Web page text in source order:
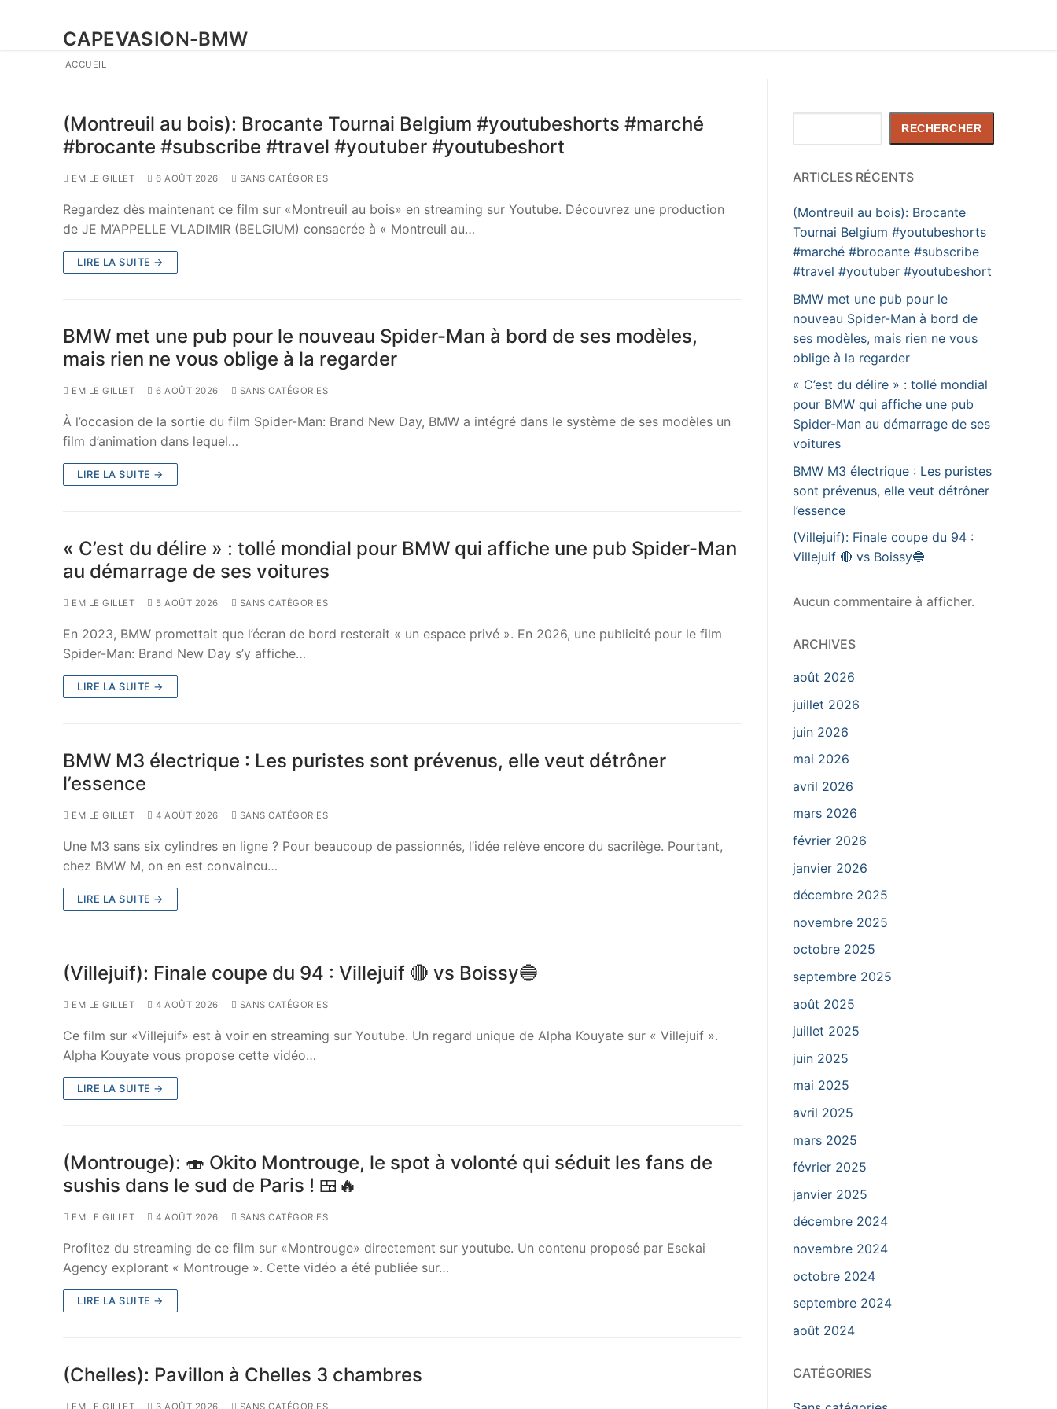
CAPEVASION-BMW
ACCUEIL
(Montreuil au bois): Brocante Tournai Belgium #youtubeshorts #marché
#brocante #subscribe #travel #youtuber #youtubeshort
EMILE GILLET 6 AOÛT 2026 SANS CATÉGORIES
Regardez dès maintenant ce film sur «Montreuil au bois» en streaming sur Youtube. Découvrez une production
de JE M’APPELLE VLADIMIR (BELGIUM) consacrée à « Montreuil au…
LIRE LA SUITE →
BMW met une pub pour le nouveau Spider-Man à bord de ses modèles,
mais rien ne vous oblige à la regarder
EMILE GILLET 6 AOÛT 2026 SANS CATÉGORIES
À l’occasion de la sortie du film Spider-Man: Brand New Day, BMW a intégré dans le système de ses modèles un
film d’animation dans lequel…
LIRE LA SUITE →
« C’est du délire » : tollé mondial pour BMW qui affiche une pub Spider-Man
au démarrage de ses voitures
EMILE GILLET 5 AOÛT 2026 SANS CATÉGORIES
En 2023, BMW promettait que l’écran de bord resterait « un espace privé ». En 2026, une publicité pour le film
Spider-Man: Brand New Day s’y affiche…
LIRE LA SUITE →
BMW M3 électrique : Les puristes sont prévenus, elle veut détrôner
l’essence
EMILE GILLET 4 AOÛT 2026 SANS CATÉGORIES
Une M3 sans six cylindres en ligne ? Pour beaucoup de passionnés, l’idée relève encore du sacrilège. Pourtant,
chez BMW M, on en est convaincu…
LIRE LA SUITE →
(Villejuif): Finale coupe du 94 : Villejuif 🔴 vs Boissy🔵
EMILE GILLET 4 AOÛT 2026 SANS CATÉGORIES
Ce film sur «Villejuif» est à voir en streaming sur Youtube. Un regard unique de Alpha Kouyate sur « Villejuif ».
Alpha Kouyate vous propose cette vidéo…
LIRE LA SUITE →
(Montrouge): 🍣 Okito Montrouge, le spot à volonté qui séduit les fans de
sushis dans le sud de Paris ! 🍱🔥
EMILE GILLET 4 AOÛT 2026 SANS CATÉGORIES
Profitez du streaming de ce film sur «Montrouge» directement sur youtube. Un contenu proposé par Esekai
Agency explorant « Montrouge ». Cette vidéo a été publiée sur…
LIRE LA SUITE →
(Chelles): Pavillon à Chelles 3 chambres
EMILE GILLET 3 AOÛT 2026 SANS CATÉGORIES
RECHERCHER
ARTICLES RÉCENTS
(Montreuil au bois): Brocante
Tournai Belgium #youtubeshorts
#marché #brocante #subscribe
#travel #youtuber #youtubeshort
BMW met une pub pour le
nouveau Spider-Man à bord de
ses modèles, mais rien ne vous
oblige à la regarder
« C’est du délire » : tollé mondial
pour BMW qui affiche une pub
Spider-Man au démarrage de ses
voitures
BMW M3 électrique : Les puristes
sont prévenus, elle veut détrôner
l’essence
(Villejuif): Finale coupe du 94 :
Villejuif 🔴 vs Boissy🔵
Aucun commentaire à afficher.
ARCHIVES
août 2026
juillet 2026
juin 2026
mai 2026
avril 2026
mars 2026
février 2026
janvier 2026
décembre 2025
novembre 2025
octobre 2025
septembre 2025
août 2025
juillet 2025
juin 2025
mai 2025
avril 2025
mars 2025
février 2025
janvier 2025
décembre 2024
novembre 2024
octobre 2024
septembre 2024
août 2024
CATÉGORIES